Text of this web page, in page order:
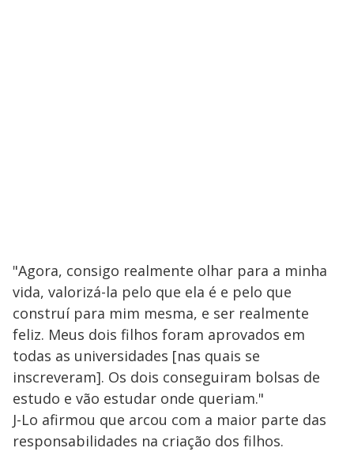
"Agora, consigo realmente olhar para a minha
vida, valorizá-la pelo que ela é e pelo que
construí para mim mesma, e ser realmente
feliz. Meus dois filhos foram aprovados em
todas as universidades [nas quais se
inscreveram]. Os dois conseguiram bolsas de
estudo e vão estudar onde queriam."
J-Lo afirmou que arcou com a maior parte das
responsabilidades na criação dos filhos.